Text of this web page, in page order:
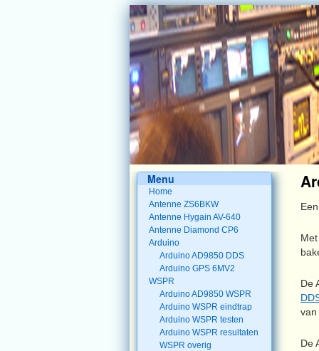
De
van
De
Menu
Home
Antenne ZS6BKW
Antenne Hygain AV-640
Antenne Diamond CP6
Arduino
Arduino AD9850 DDS
Arduino GPS 6MV2
WSPR
Arduino AD9850 WSPR
Arduino WSPR eindtrap
Arduino WSPR testen
Arduino WSPR resultaten
WSPR overig